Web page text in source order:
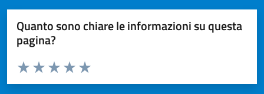
Quanto sono chiare le informazioni su questa
pagina?
Valuta da 1 a 5 stelle la pagina
Valuta 5 stelle su 5
Valuta 4 stelle su 5
Valuta 3 stelle su 5
Valuta 2 stelle su 5
Valuta 1 stelle su 5